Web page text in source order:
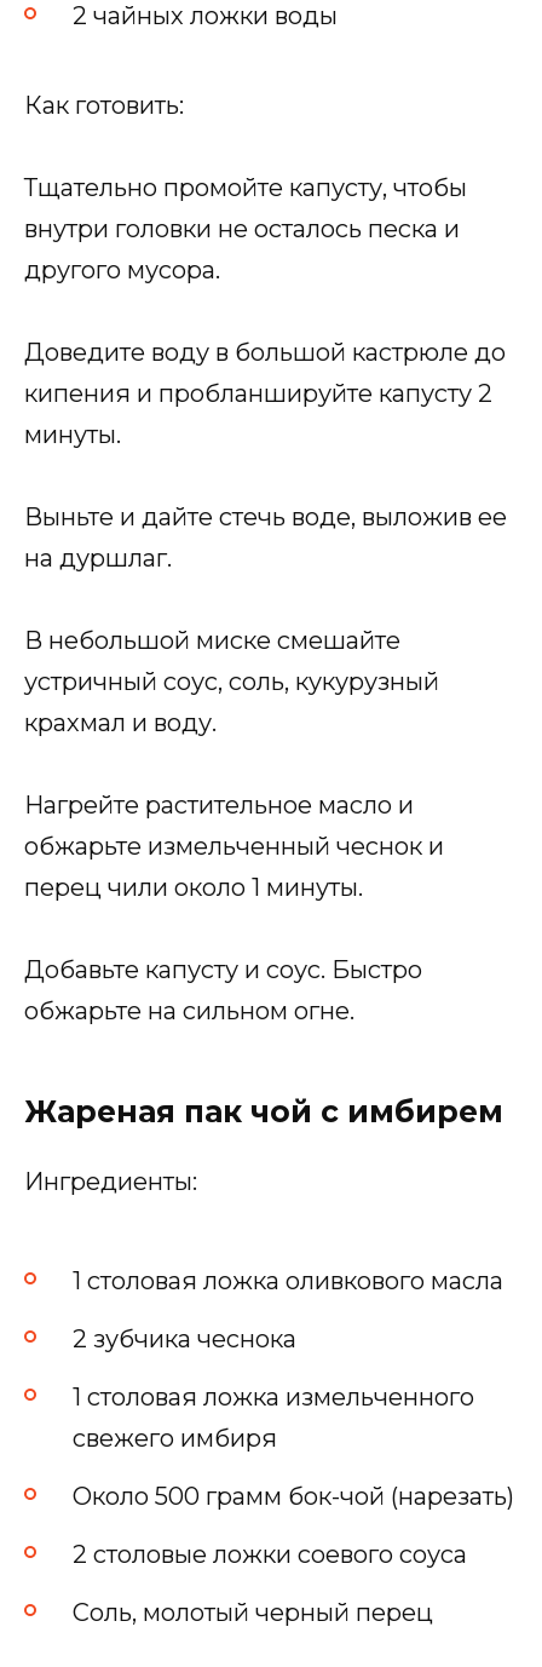
2 чайных ложки воды
Как готовить:
Тщательно промойте капусту, чтобы
внутри головки не осталось песка и
другого мусора.
Доведите воду в большой кастрюле до
кипения и пробланшируйте капусту 2
минуты.
Выньте и дайте стечь воде, выложив ее
на дуршлаг.
В небольшой миске смешайте
устричный соус, соль, кукурузный
крахмал и воду.
Нагрейте растительное масло и
обжарьте измельченный чеснок и
перец чили около 1 минуты.
Добавьте капусту и соус. Быстро
обжарьте на сильном огне.
Жареная пак чой с имбирем
Ингредиенты:
1 столовая ложка оливкового масла
2 зубчика чеснока
1 столовая ложка измельченного
свежего имбиря
Около 500 грамм бок-чой (нарезать)
2 столовые ложки соевого соуса
Соль, молотый черный перец